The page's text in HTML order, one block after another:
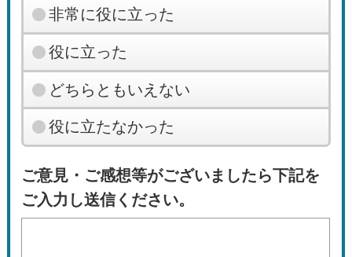
非常に役に立った
役に立った
どちらともいえない
役に立たなかった
ご意見・ご感想等がございましたら下記を
ご入力し送信ください。